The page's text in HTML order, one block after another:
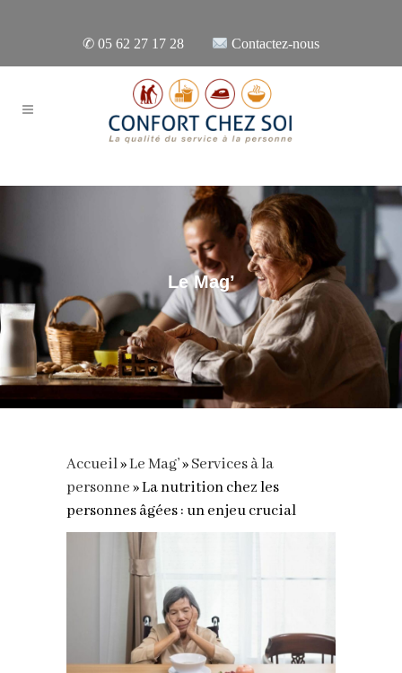
✆05 62 27 17 28 Contactez-nous
Le Mag’
Accueil»Le Mag’»Services à la
personne»La nutrition chez les
personnes âgées : un enjeu crucial